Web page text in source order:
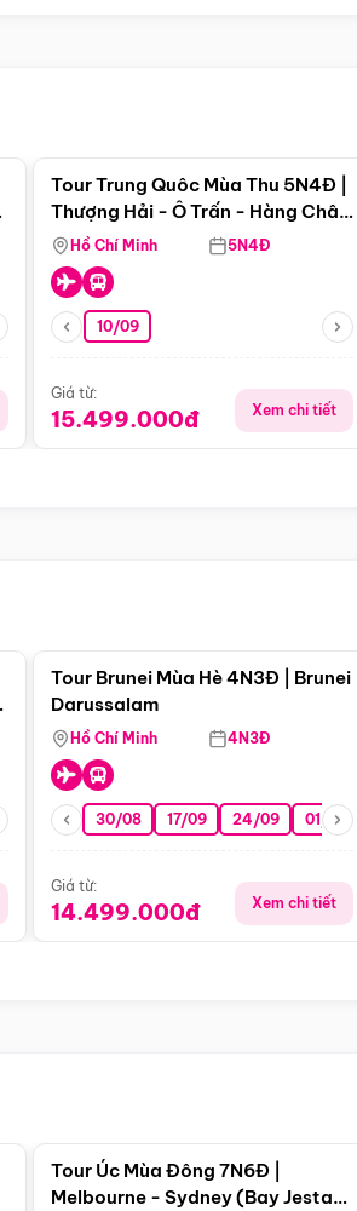
Tour Trung Quôc Mùa Thu 5N4Đ |
Thượng Hải - Ô Trấn - Hàng Châu
(Tour Không Shopping)
Hồ Chí Minh 5N4Đ
10/09
Giá từ:
15.499.000đ Xem chi tiết
Tour Brunei Mùa Hè 4N3Đ | Brunei
Darussalam
Hồ Chí Minh 4N3Đ
30/08 17/09 24/09 01/10
Giá từ:
14.499.000đ Xem chi tiết
Tour Úc Mùa Đông 7N6Đ |
Melbourne - Sydney (Bay Jestar